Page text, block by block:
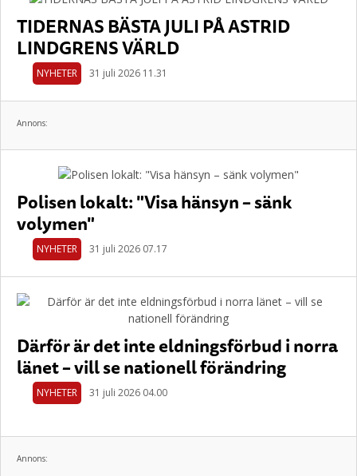
TIDERNAS BÄSTA JULI PÅ ASTRID
LINDGRENS VÄRLD
NYHETER 31 juli 2026 11.31
Annons:
Polisen lokalt: "Visa hänsyn – sänk
volymen"
NYHETER 31 juli 2026 07.17
Därför är det inte eldningsförbud i norra
länet – vill se nationell förändring
NYHETER 31 juli 2026 04.00
Annons: